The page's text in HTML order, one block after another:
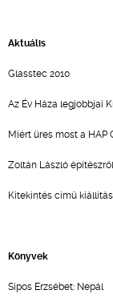
Aktuális
Glasstec 2010
Az Év Háza legjobbjai
Miért üres most a HAP
Zoltán László
Kitekintés című
Könyvek
Sipos Erzsébet: Nepál